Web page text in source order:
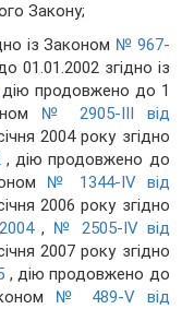
Закону;
із Законом № 967-
01.01.2002 згідно із
продовжено до 1
№ 2905-III від
2004 року згідно
, дію продовжено до
№ 1344-IV від
2006 року згідно
, № 2505-IV від
2007 року згідно
, дію продовжено до
№ 489-V від